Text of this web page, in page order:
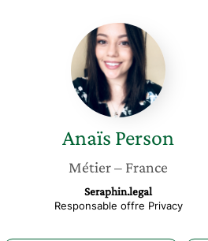
Anaïs
Person
Anaïs Person
Métier– France
Seraphin.legal
Responsable offre Privacy